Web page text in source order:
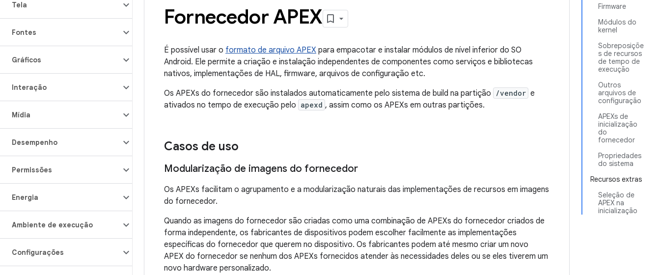
Tela
Fontes
Gráficos
Interação
Mídia
Desempenho
Permissões
Energia
Ambiente de execução
Configurações
Firmware
Módulos do
kernel
Sobreposiçõe
s de recursos
de tempo de
execução
Outros
arquivos de
configuração
APEXs de
inicialização
do
fornecedor
Propriedades
do sistema
Recursos extras
Seleção de
APEX na
inicialização
Fornecedor APEX
É possível usar o formato de arquivo APEX para empacotar e instalar módulos de nível inferior do SO
Android. Ele permite a criação e instalação independentes de componentes como serviços e bibliotecas
nativos, implementações de HAL, firmware, arquivos de configuração etc.
Os APEXs do fornecedor são instalados automaticamente pelo sistema de build na partição
/vendor e
ativados no tempo de execução pelo apexd , assim como os APEXs em outras partições.
Casos de uso
Modularização de imagens do fornecedor
Os APEXs facilitam o agrupamento e a modularização naturais das implementações de recursos em imagens
do fornecedor.
Quando as imagens do fornecedor são criadas como uma combinação de APEXs do fornecedor criados de
forma independente, os fabricantes de dispositivos podem escolher facilmente as implementações
específicas do fornecedor que querem no dispositivo. Os fabricantes podem até mesmo criar um novo
APEX do fornecedor se nenhum dos APEXs fornecidos atender às necessidades deles ou se eles tiverem um
novo hardware personalizado.